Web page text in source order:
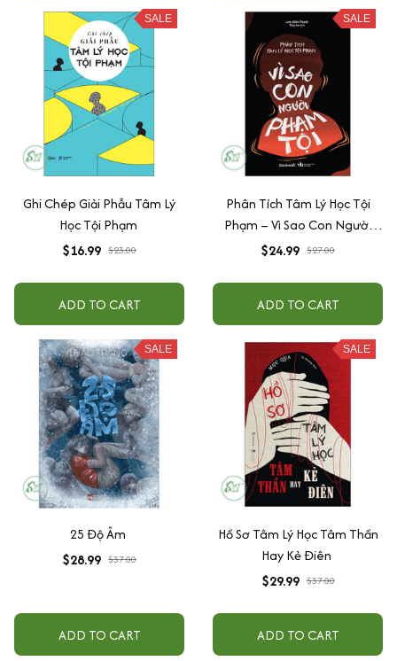
SALE
Ghi Chép Giải Phẫu Tâm Lý
Học Tội Phạm
$16.99 $23.00
ADD TO CART
SALE
Phân Tích Tâm Lý Học Tội
Phạm – Vì Sao Con Người
Phạm Tội
$24.99 $27.00
ADD TO CART
SALE
25 Độ Âm
$28.99 $37.00
ADD TO CART
SALE
Hồ Sơ Tâm Lý Học Tâm Thần
Hay Kẻ Điên
$29.99 $37.00
ADD TO CART